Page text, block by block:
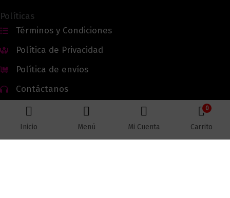
Políticas
Términos y Condiciones
Política de Privacidad
Política de envíos
Contáctanos
Todos los derechos reservados © 2026 Lectores.co |
Inicio Menú Mi Cuenta
0
Carrito